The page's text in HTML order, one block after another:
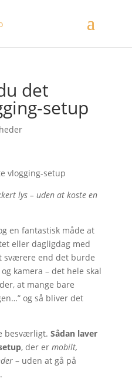
det
setup
vlogging-setup
lys – uden at koste en
en fantastisk måde at
eller dagligdag med
sværere end det burde
og kamera – det hele skal
at mange bare
og så bliver det
besværligt. Sådan laver
, der er mobilt,
– uden at gå på